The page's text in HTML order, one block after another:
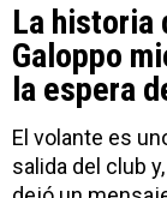
La historia
Galoppo
la espera
El volante es
salida del club